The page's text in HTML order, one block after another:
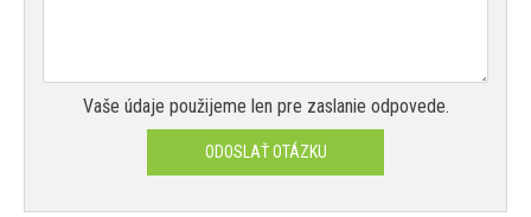
Vaše údaje použijeme len pre zaslanie odpovede.
ODOSLAŤ OTÁZKU